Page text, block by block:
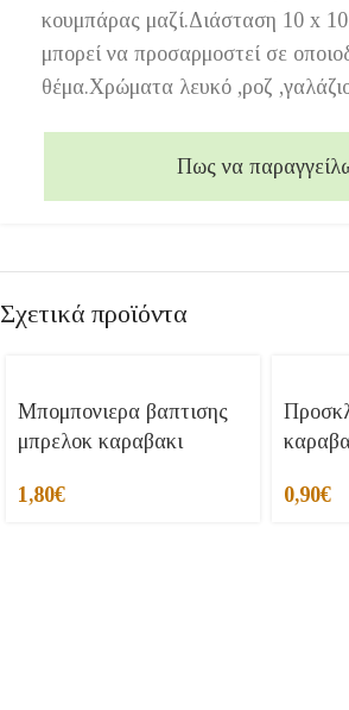
κουμπάρας μαζί.Διάσταση 10 x
μπορεί να προσαρμοστεί σε
θέμα.Χρώματα λευκό ,ροζ
Πως να
Σχετικά προϊόντα
Μπομπονιερα βαπτισης
μπρελοκ καραβακι
1,80€ 0,90€